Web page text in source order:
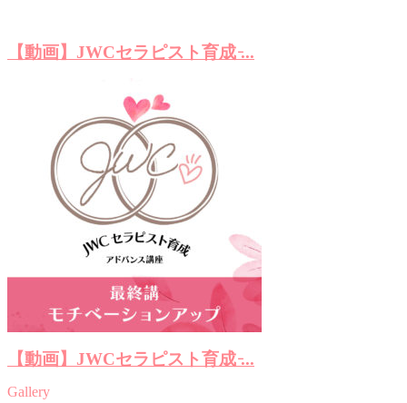
【動画】JWCセラピスト育成 ̵...
【動画】JWCセラピスト育成 ̵...
Gallery